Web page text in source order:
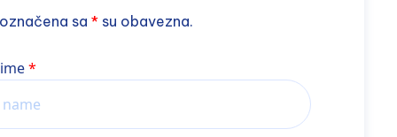
sa *su obavezna.